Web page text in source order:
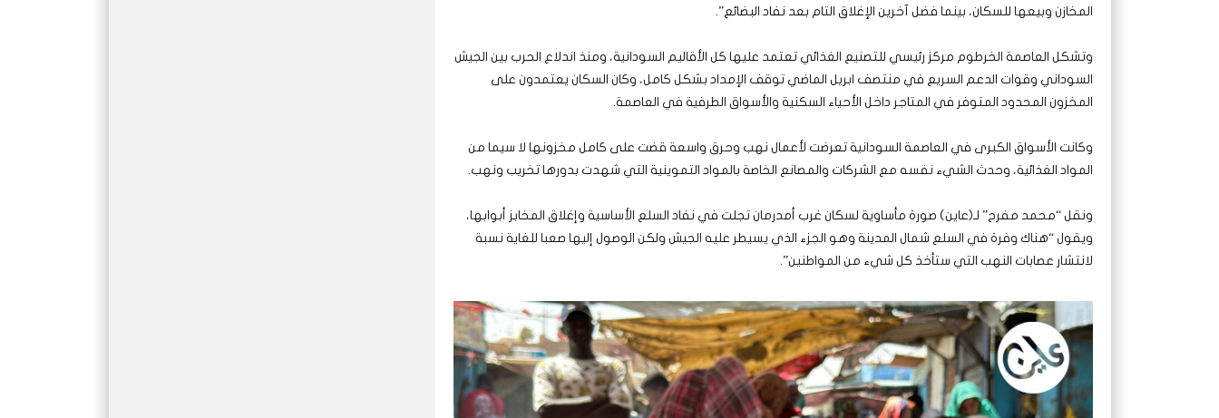
المخازن وبيعها للسكان، بينما فضل آخرين الإغلاق التام بعد نفاد البضائع”.
وتشكل العاصمة الخرطوم مركز رئيسي للتصنيع الغذائي تعتمد عليها كل الأقاليم السودانية، ومنذ اندلاع الحرب بين الجيش
السوداني وقوات الدعم السريع في منتصف ابريل الماضي توقف الإمداد بشكل كامل، وكان السكان يعتمدون على
المخزون المحدود المتوفر في المتاجر داخل الأحياء السكنية والأسواق الطرفية في العاصمة.
وكانت الأسواق الكبرى في العاصمة السودانية تعرضت لأعمال نهب وحرق واسعة قضت على كامل مخزونها لا سيما من
المواد الغذائية، وحدث الشيء نفسه مع الشركات والمصانع الخاصة بالمواد التموينية التي شهدت بدورها تخريب ونهب.
ونقل “محمد مفرح” لـ(عاين) صورة مأساوية لسكان غرب أمدرمان تجلت في نفاد السلع الأساسية وإغلاق المخابز أبوابها،
ويقول “هناك وفرة في السلع شمال المدينة وهو الجزء الذي يسيطر عليه الجيش ولكن الوصول إليها صعبا للغاية نسبة
لانتشار عصابات النهب التي ستأخذ كل شيء من المواطنين”.